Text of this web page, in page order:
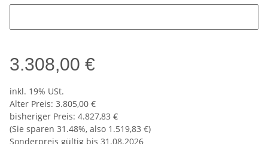
3.308,00 €
inkl. 19% USt.
Alter Preis: 3.805,00 €
bisheriger Preis: 4.827,83 €
(Sie sparen 31.48%, also 1.519,83 €)
Sonderpreis gültig bis 31.08.2026